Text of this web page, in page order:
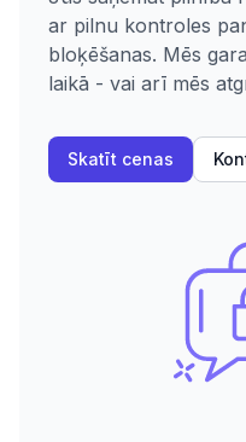
ar pilnu kontroles
bloķēšanas. Mēs
laikā - vai arī mēs
Skatīt cenas